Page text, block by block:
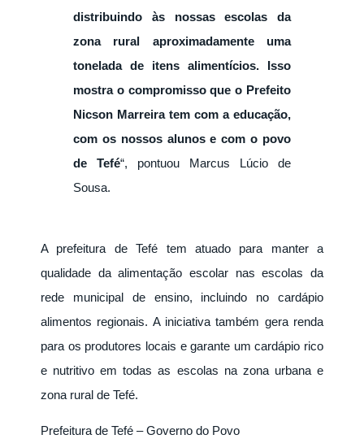
distribuindo às nossas escolas da
zona rural aproximadamente uma
tonelada de itens alimentícios. Isso
mostra o compromisso que o Prefeito
Nicson Marreira tem com a educação,
com os nossos alunos e com o povo
de Tefé“, pontuou Marcus Lúcio de
Sousa.
A prefeitura de Tefé tem atuado para manter a
qualidade da alimentação escolar nas escolas da
rede municipal de ensino, incluindo no cardápio
alimentos regionais. A iniciativa também gera renda
para os produtores locais e garante um cardápio rico
e nutritivo em todas as escolas na zona urbana e
zona rural de Tefé.
Prefeitura de Tefé – Governo do Povo